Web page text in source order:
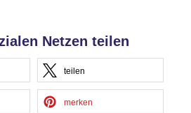
Netzen teilen
teilen
merken